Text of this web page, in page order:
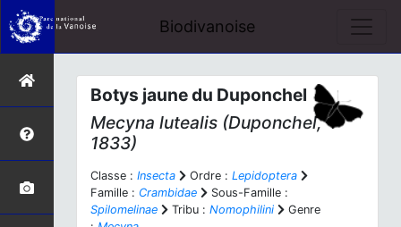
Biodivanoise
Botys jaune du Duponchel
Mecyna lutealis (Duponchel,
1833)
Classe : Insecta Ordre : Lepidoptera
Famille : Crambidae
Sous-Famille :
Spilomelinae
Tribu : Nomophilini
Genre